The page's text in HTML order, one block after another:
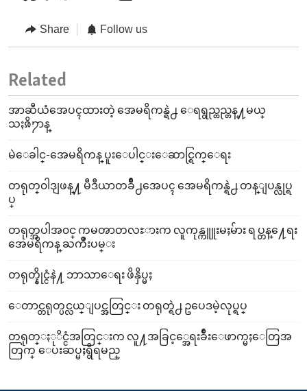
Share Follow us
Related
အာဆီယံအေပၚထားတဲ့ အေမရိကန္ရဲ႕ ေရရွည္တည္တန္႔မယ္
သႏၷိ႒ာန္
မဲေခါင္-အေမရိကန္ ပူးေပါင္းေဆာင္ရြက္ေရး
တရုတ္၀ါဒျဖန္႔ မီဒီယာတခ်ိဳ႕အေပၚ အေမရိကန္ရဲ႕ တန္ျပန္လုပ္ရ
ပ္
တရုတ္အပါအ၀င္ ကမၻာတလႊားက လူကုန္ကူူးမႈမ်ား ရပ္တန္႔ေရး
အေမရိကန္ ႀကိဳးပမ္း
တရုတ္နိုင္ငံနဲ႔ ဘာသာေရး ဖိနှိပ္မႈ
ေတာင္တရုတ္ပင္လယ္ျပင္အတြင္း တရုတ္ရဲ႕ ဥပေဒမဲ့လုပ္ရပ္
တရုတ္ႏုိင္ငံအတြင္းက လူ႔အခြင့္အေရးခ်ဳိးေဖာက္မႈေတြအ
တြက္ ေပးဆပ္မႈရွိရမည္